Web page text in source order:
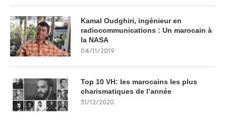
Kamal Oudghiri, ingénieur en
radiocommunications : Un marocain à
la NASA
04/11/2019
Top 10 VH: les marocains les plus
charismatiques de l’année
31/12/2020